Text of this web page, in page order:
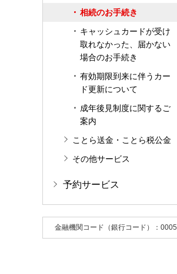
相続のお手続き
キャッシュカードが受け
取れなかった、届かない
場合のお手続き
有効期限到来に伴うカー
ド更新について
成年後見制度に関するご
案内
ことら送金・ことら税公金
その他サービス
予約サービス
金融機関コード（銀行コード）：0005